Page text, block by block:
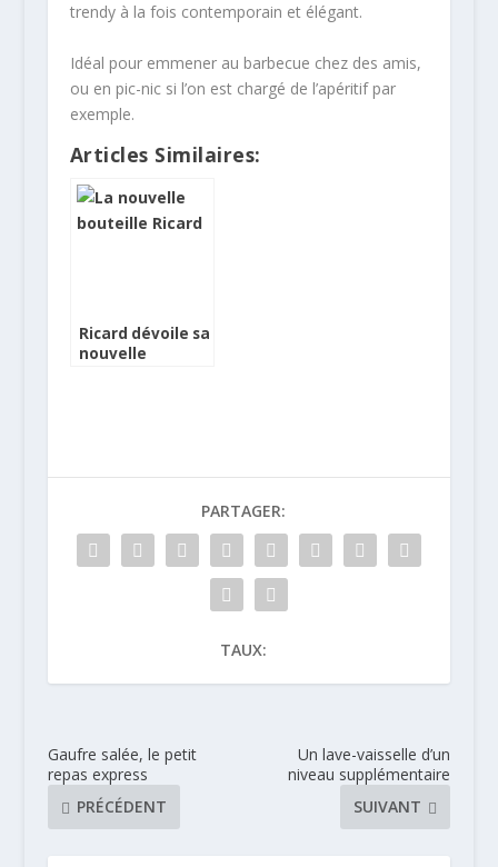
trendy à la fois contemporain et élégant.
Idéal pour emmener au barbecue chez des amis,
ou en pic-nic si l’on est chargé de l’apéritif par
exemple.
Articles Similaires:
Ricard dévoile sa
nouvelle
PARTAGER:
TAUX:
Gaufre salée, le petit
repas express
PRÉCÉDENT
Un lave-vaisselle d’un
niveau supplémentaire
SUIVANT